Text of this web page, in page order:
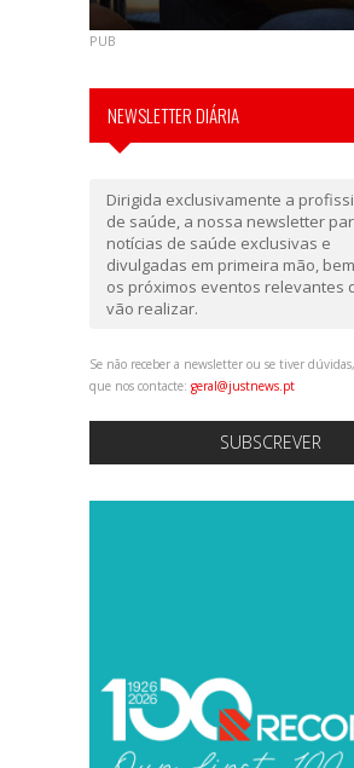
PUB
NEWSLETTER DIÁRIA
Dirigida exclusivamente a
de saúde, a nossa newsletter
notícias de saúde exclusivas e
divulgadas em primeira mão,
os próximos eventos relevantes
vão realizar.
Se não receber a newsletter ou se tiver
que nos contacte: geral@justnews.pt
SUBSCREVER